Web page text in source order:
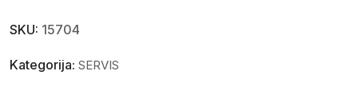
SKU: 15704
Kategorija: SERVIS